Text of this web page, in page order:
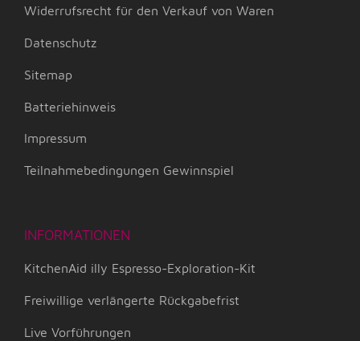
Widerrufsrecht für den Verkauf von Waren
Datenschutz
Sitemap
Batteriehinweis
Impressum
Teilnahmebedingungen Gewinnspiel
INFORMATIONEN
KitchenAid illy Espresso-Exploration-Kit
Freiwillige verlängerte Rückgabefrist
Live Vorführungen